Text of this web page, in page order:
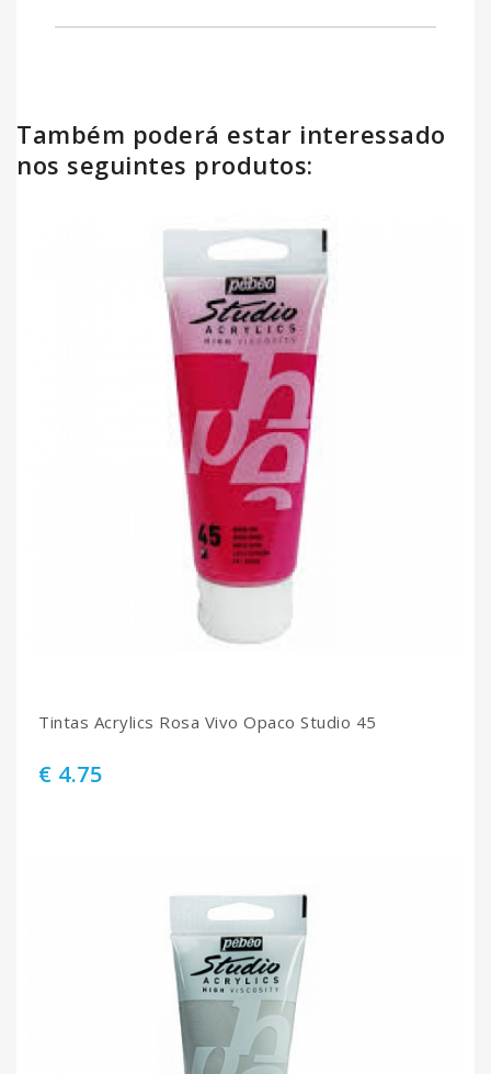
Também poderá estar interessado
nos seguintes produtos:
Tintas Acrylics Rosa Vivo Opaco Studio 45
€ 4.75